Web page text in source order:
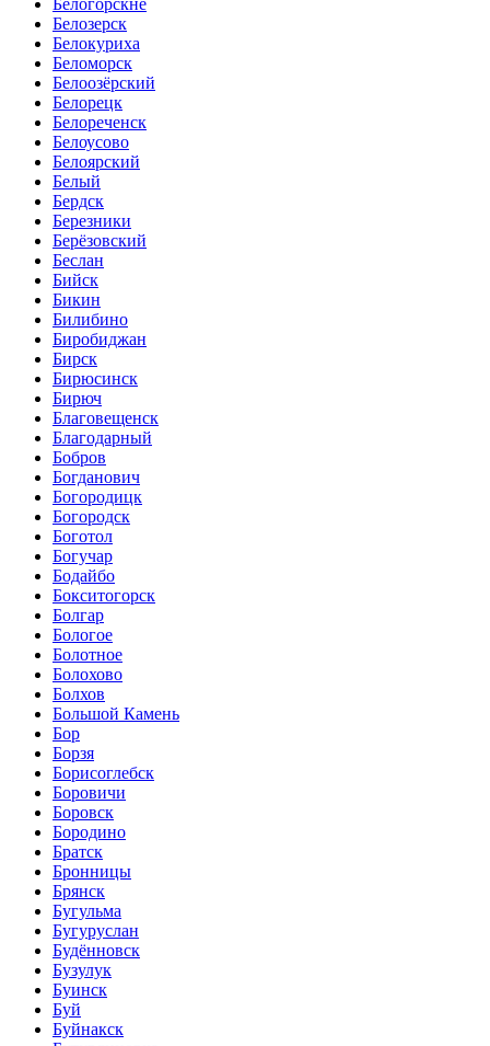
Белозерск
Белокуриха
Беломорск
Белоозёрский
Белорецк
Белореченск
Белоусово
Белоярский
Белый
Бердск
Березники
Берёзовский
Беслан
Бийск
Бикин
Билибино
Биробиджан
Бирск
Бирюсинск
Бирюч
Благовещенск
Благодарный
Бобров
Богданович
Богородицк
Богородск
Боготол
Богучар
Бодайбо
Бокситогорск
Болгар
Бологое
Болотное
Болохово
Болхов
Большой Камень
Бор
Борзя
Борисоглебск
Боровичи
Боровск
Бородино
Братск
Бронницы
Брянск
Бугульма
Бугуруслан
Будённовск
Бузулук
Буинск
Буй
Буйнакск